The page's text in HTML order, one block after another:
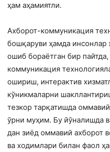
ҳам аҳамиятли.
Ахборот-коммуникация
бошқаруви ҳамда инсонлар
ошиб бораётган бир
коммуникация
ошириш, интерактив
кўникмаларни
тезкор тарқатишда
ўрни муҳим. Бу йўналишда
дан зиёд оммавий ахборот
ва ходимлари билан фаол